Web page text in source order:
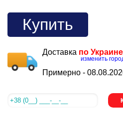
Купить
Доставка по Украине
изменить
Примерно -